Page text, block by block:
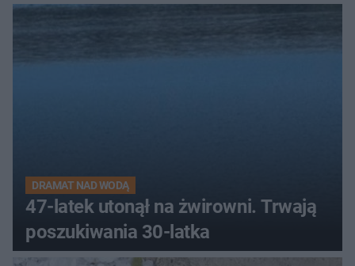
DRAMAT NAD WODĄ
47-latek utonął na żwirowni. Trwają
poszukiwania 30-latka